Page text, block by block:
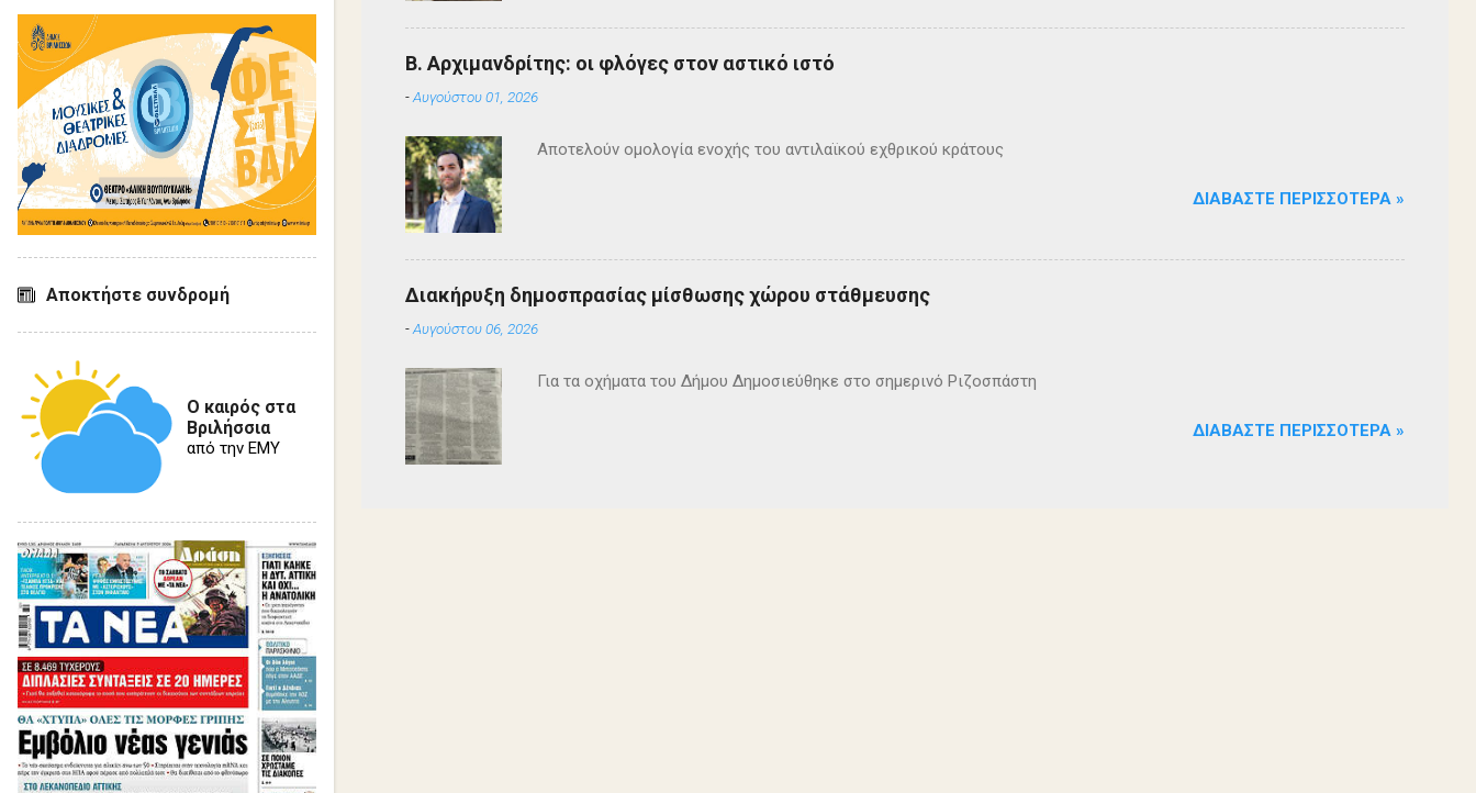
Β. Αρχιμανδρίτης: οι φλόγες στον αστικό ιστό
-Αυγούστου 01, 2026
Αποτελούν ομολογία ενοχής του αντιλαϊκού εχθρικού κράτους
ΔΙΑΒΆΣΤΕ ΠΕΡΙΣΣΌΤΕΡΑ »
Διακήρυξη δημοσπρασίας μίσθωσης χώρου στάθμευσης
-Αυγούστου 06, 2026
Για τα οχήματα του Δήμου Δημοσιεύθηκε στο σημερινό Ριζοσπάστη
ΔΙΑΒΆΣΤΕ ΠΕΡΙΣΣΌΤΕΡΑ »
Αποκτήστε συνδρομή
Ο καιρός στα
Βριλήσσια
από την ΕΜΥ